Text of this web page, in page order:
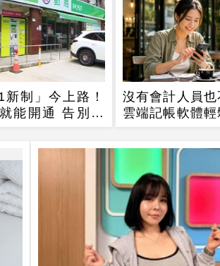
新制」今上路！
能開通 告別紙
臨櫃
沒有會計人員也
雲端記帳軟體輕
司財務！